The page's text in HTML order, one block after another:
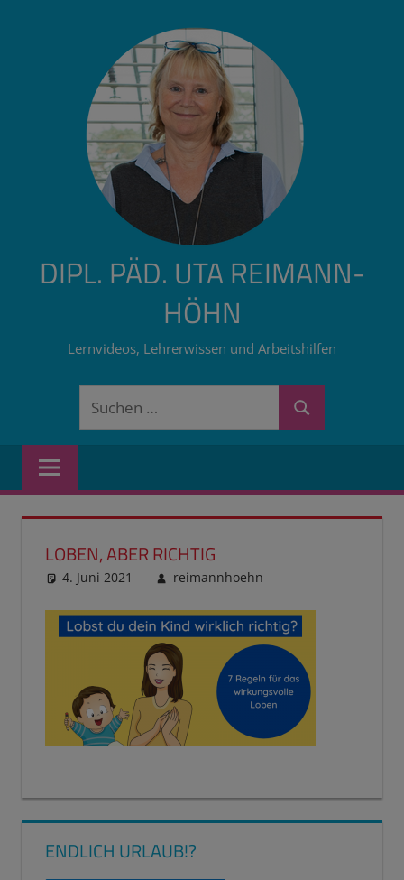
DIPL. PÄD. UTA REIMANN-
HÖHN
Lernvideos, Lehrerwissen und Arbeitshilfen
Suchen
Suchen
LOBEN, ABER RICHTIG
4. Juni 2021 reimannhoehn
ENDLICH URLAUB!?